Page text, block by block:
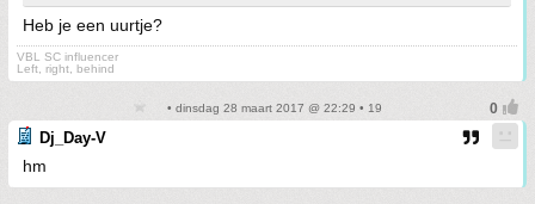
Heb je een uurtje?
VBL SC influencer
Left, right, behind
• dinsdag 28 maart 2017 @ 22:29 • 19
Dj_Day-V
hm